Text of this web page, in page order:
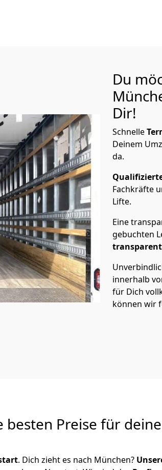
Du
Dir!
Schnelle
Deinem
da.
Fachkräfte
Lifte.
Eine
gebuchten
transparent
innerhalb
für Dich
können wir
Preise für
. Dich zieht es nach München?